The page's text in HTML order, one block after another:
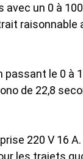
un 0 à
raisonnable
le 0 à
de 22,8
220 V 16
les trajets